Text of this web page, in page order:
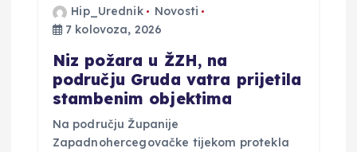
Hip_Urednik
Novosti
7 kolovoza, 2026
Niz požara u ŽZH, na
području Gruda vatra prijetila
stambenim objektima
Na području Županije
Zapadnohercegovačke tijekom protekla